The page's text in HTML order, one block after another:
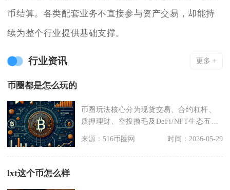
币结算。各类配套业务不直接参与资产交易，却能持
续为整个行业提供基础支撑。
行业资讯 更多 +
币圈都是怎么玩的
币圈玩法核心分为现货交易、合约杠杆、
质押理财、空投撸毛及DeFi/NFT生态五大
来源：516币圈网 时间：2026-05-29
lxt这个币怎么样